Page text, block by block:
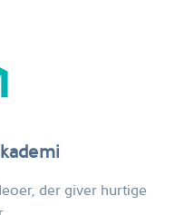
der giver hurtige